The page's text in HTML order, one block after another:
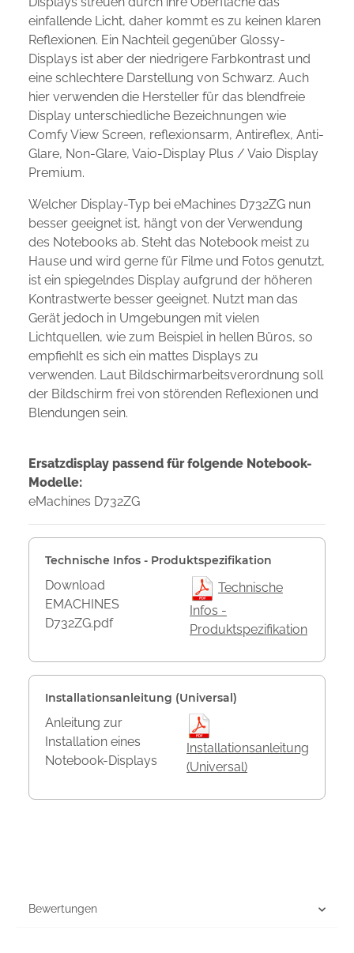
einfallende Licht, daher kommt es zu keinen klaren
Reflexionen. Ein Nachteil gegenüber Glossy-
Displays ist aber der niedrigere Farbkontrast und
eine schlechtere Darstellung von Schwarz. Auch
hier verwenden die Hersteller für das blendfreie
Display unterschiedliche Bezeichnungen wie
Comfy View Screen, reflexionsarm, Antireflex, Anti-
Glare, Non-Glare, Vaio-Display Plus / Vaio Display
Premium.
Welcher Display-Typ bei eMachines D732ZG nun
besser geeignet ist, hängt von der Verwendung
des Notebooks ab. Steht das Notebook meist zu
Hause und wird gerne für Filme und Fotos genutzt,
ist ein spiegelndes Display aufgrund der höheren
Kontrastwerte besser geeignet. Nutzt man das
Gerät jedoch in Umgebungen mit vielen
Lichtquellen, wie zum Beispiel in hellen Büros, so
empfiehlt es sich ein mattes Displays zu
verwenden. Laut Bildschirmarbeitsverordnung soll
der Bildschirm frei von störenden Reflexionen und
Blendungen sein.
Ersatzdisplay passend für folgende Notebook-
Modelle:
eMachines D732ZG
Technische Infos - Produktspezifikation
Download
EMACHINES
D732ZG.pdf
Technische
Infos -
Produktspezifikation
Installationsanleitung (Universal)
Anleitung zur
Installation eines
Notebook-Displays
Installationsanleitung
(Universal)
Bewertungen